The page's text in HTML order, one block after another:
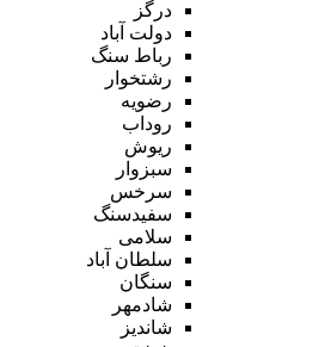
درگز
دولت آباد
رباط سنگ
رشتخوار
رضویه
روداب
ریوش
سبزوار
سرخس
سفیدسنگ
سلامی
سلطان آباد
سنگان
شادمهر
شاندیز